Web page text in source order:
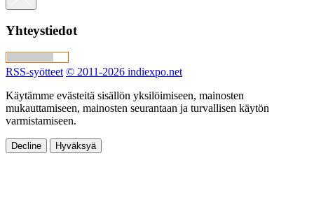
Yhteystiedot
RSS-syötteet © 2011-2026 indiexpo.net
Käytämme evästeitä sisällön yksilöimiseen, mainosten
mukauttamiseen, mainosten seurantaan ja turvallisen käytön
varmistamiseen.
Decline Hyväksyä